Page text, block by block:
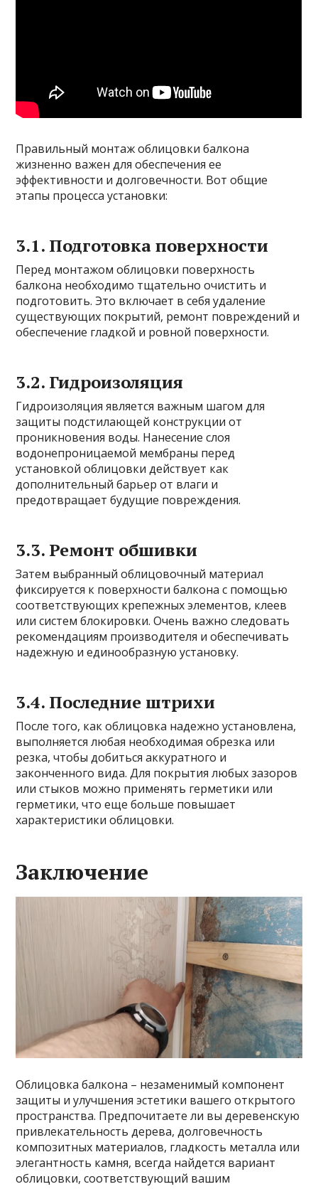
Правильный монтаж облицовки балкона
жизненно важен для обеспечения ее
эффективности и долговечности. Вот общие
этапы процесса установки:
3.1. Подготовка поверхности
Перед монтажом облицовки поверхность
балкона необходимо тщательно очистить и
подготовить. Это включает в себя удаление
существующих покрытий, ремонт повреждений и
обеспечение гладкой и ровной поверхности.
3.2. Гидроизоляция
Гидроизоляция является важным шагом для
защиты подстилающей конструкции от
проникновения воды. Нанесение слоя
водонепроницаемой мембраны перед
установкой облицовки действует как
дополнительный барьер от влаги и
предотвращает будущие повреждения.
3.3. Ремонт обшивки
Затем выбранный облицовочный материал
фиксируется к поверхности балкона с помощью
соответствующих крепежных элементов, клеев
или систем блокировки. Очень важно следовать
рекомендациям производителя и обеспечивать
надежную и единообразную установку.
3.4. Последние штрихи
После того, как облицовка надежно установлена,
выполняется любая необходимая обрезка или
резка, чтобы добиться аккуратного и
законченного вида. Для покрытия любых зазоров
или стыков можно применять герметики или
герметики, что еще больше повышает
характеристики облицовки.
Заключение
Облицовка балкона – незаменимый компонент
защиты и улучшения эстетики вашего открытого
пространства. Предпочитаете ли вы деревенскую
привлекательность дерева, долговечность
композитных материалов, гладкость металла или
элегантность камня, всегда найдется вариант
облицовки, соответствующий вашим